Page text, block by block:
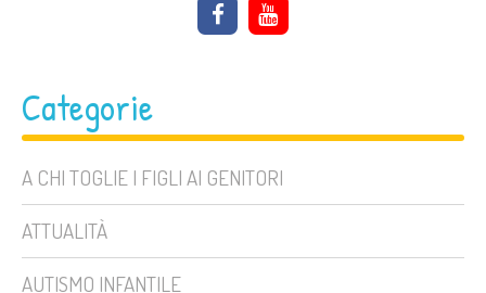
Categorie
A CHI TOGLIE I FIGLI AI GENITORI
ATTUALITÀ
AUTISMO INFANTILE